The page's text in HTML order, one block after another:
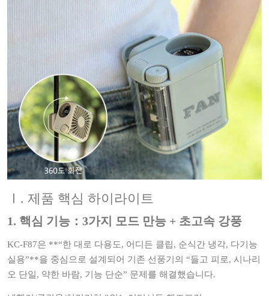
Ⅰ. 제품 핵심 하이라이트
1. 핵심 기능：3가지 모드 만능 + 초고속 강풍
KC-F87은 **“한 대로 다용도, 어디든 클립, 순식간 냉각, 다기능
실용”**을 중심으로 설계되어 기존 선풍기의 “들고 피로, 시나리
오 단일, 약한 바람, 기능 단순” 문제를 해결했습니다.